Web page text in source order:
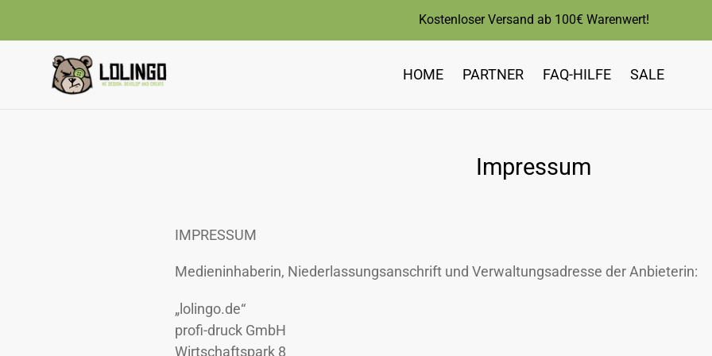
Kostenloser Versand ab 100€ Warenwert!
HOME PARTNER FAQ-HILFE SALE
Impressum
IMPRESSUM
Medieninhaberin, Niederlassungsanschrift und Verwaltungsadresse der Anbieterin:
„lolingo.de“
profi-druck GmbH
Wirtschaftspark 8